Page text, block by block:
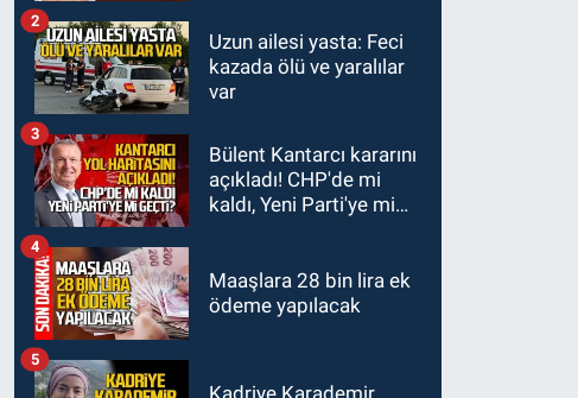
GÜNDEM
22:119 yaşındaki
Burak Keskintığ için acil
ihtiyaç var
GÜNDEM
21:50Yoldan çıktı karşı
şeride fırladı: Çok
Uzun ailesi yasta: Feci
kazada ölü ve yaralılar
var
2
Bülent Kantarcı kararını
açıkladı! CHP'de mi
kaldı, Yeni Parti'ye mi
3
Maaşlara 28 bin lira ek
ödeme yapılacak
4
Kadriye Karademir
5